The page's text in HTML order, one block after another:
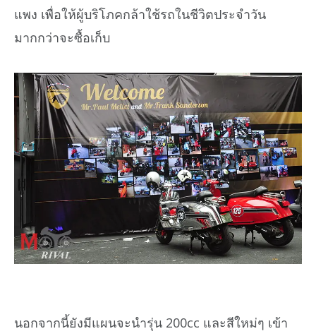
แพง เพื่อให้ผู้บริโภคกล้าใช้รถในชีวิตประจำวัน
มากกว่าจะซื้อเก็บ
นอกจากนี้ยังมีแผนจะนำรุ่น 200cc และสีใหม่ๆ เข้า